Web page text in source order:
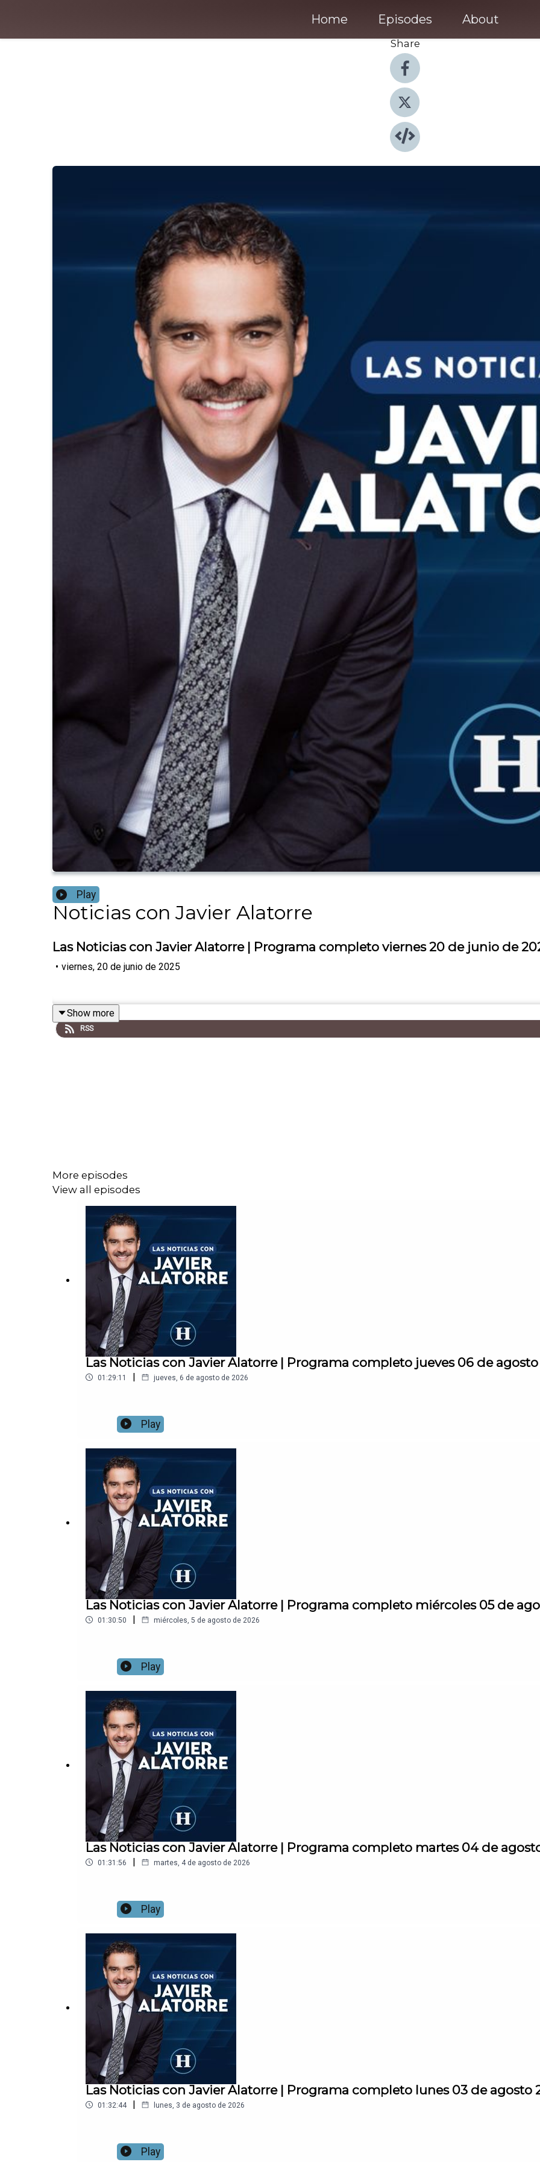
Home Episodes About
Share
Play
Noticias con Javier Alatorre
Las Noticias con Javier Alatorre | Programa completo viernes 20 de junio de
• viernes, 20 de junio de 2025
Show more
RSS
More episodes
View all episodes
Las Noticias con Javier Alatorre | Programa completo jueves 06 de
01:29:11 | jueves, 6 de agosto de 2026
Play
Las Noticias con Javier Alatorre | Programa completo miércoles 05 de
01:30:50 | miércoles, 5 de agosto de 2026
Play
Las Noticias con Javier Alatorre | Programa completo martes 04 de
01:31:56 | martes, 4 de agosto de 2026
Play
Las Noticias con Javier Alatorre | Programa completo lunes 03 de agosto
01:32:44 | lunes, 3 de agosto de 2026
Play